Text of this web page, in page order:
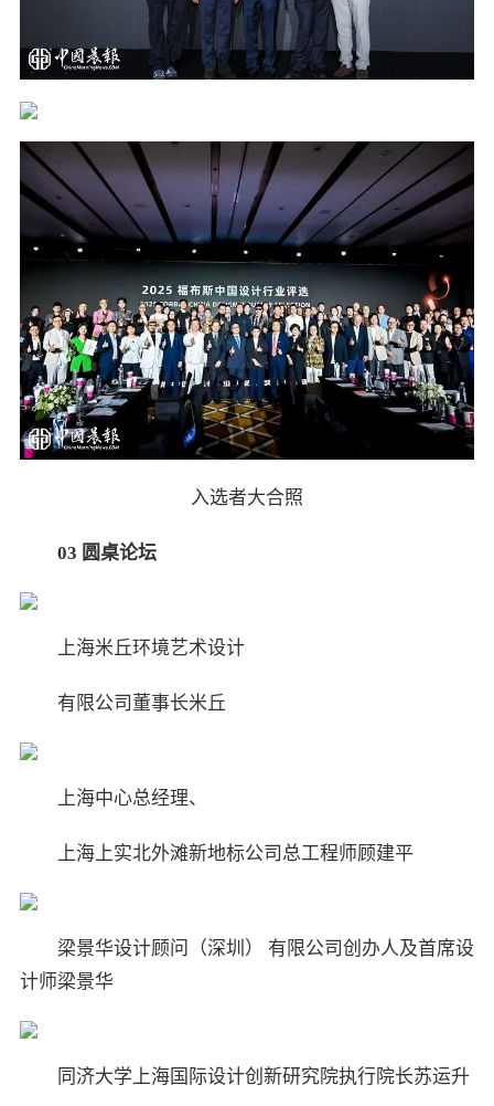
入选者大合照
03 圆桌论坛
上海米丘环境艺术设计
有限公司董事长米丘
上海中心总经理、
上海上实北外滩新地标公司总工程师顾建平
梁景华设计顾问（深圳） 有限公司创办人及首席设
计师梁景华
同济大学上海国际设计创新研究院执行院长苏运升